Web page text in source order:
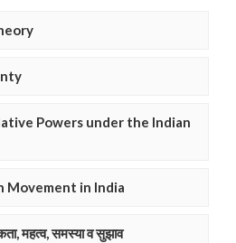
Powers under the Indian
Movement in India
महत्व, समस्या व सुझाव